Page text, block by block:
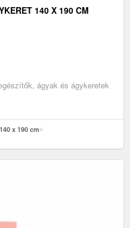
140 X 190 CM
ágyak és ágykeretek
x 190 cm